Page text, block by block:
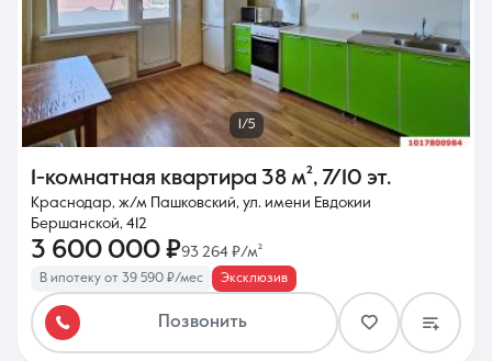
1/5
1-комнатная квартира 38 м², 7/10 эт.
Краснодар, ж/м Пашковский, ул. имени Евдокии
Бершанской, 412
3 600 000 ₽93 264 ₽/м²
В ипотеку от 39 590 ₽/мес Эксклюзив
Позвонить